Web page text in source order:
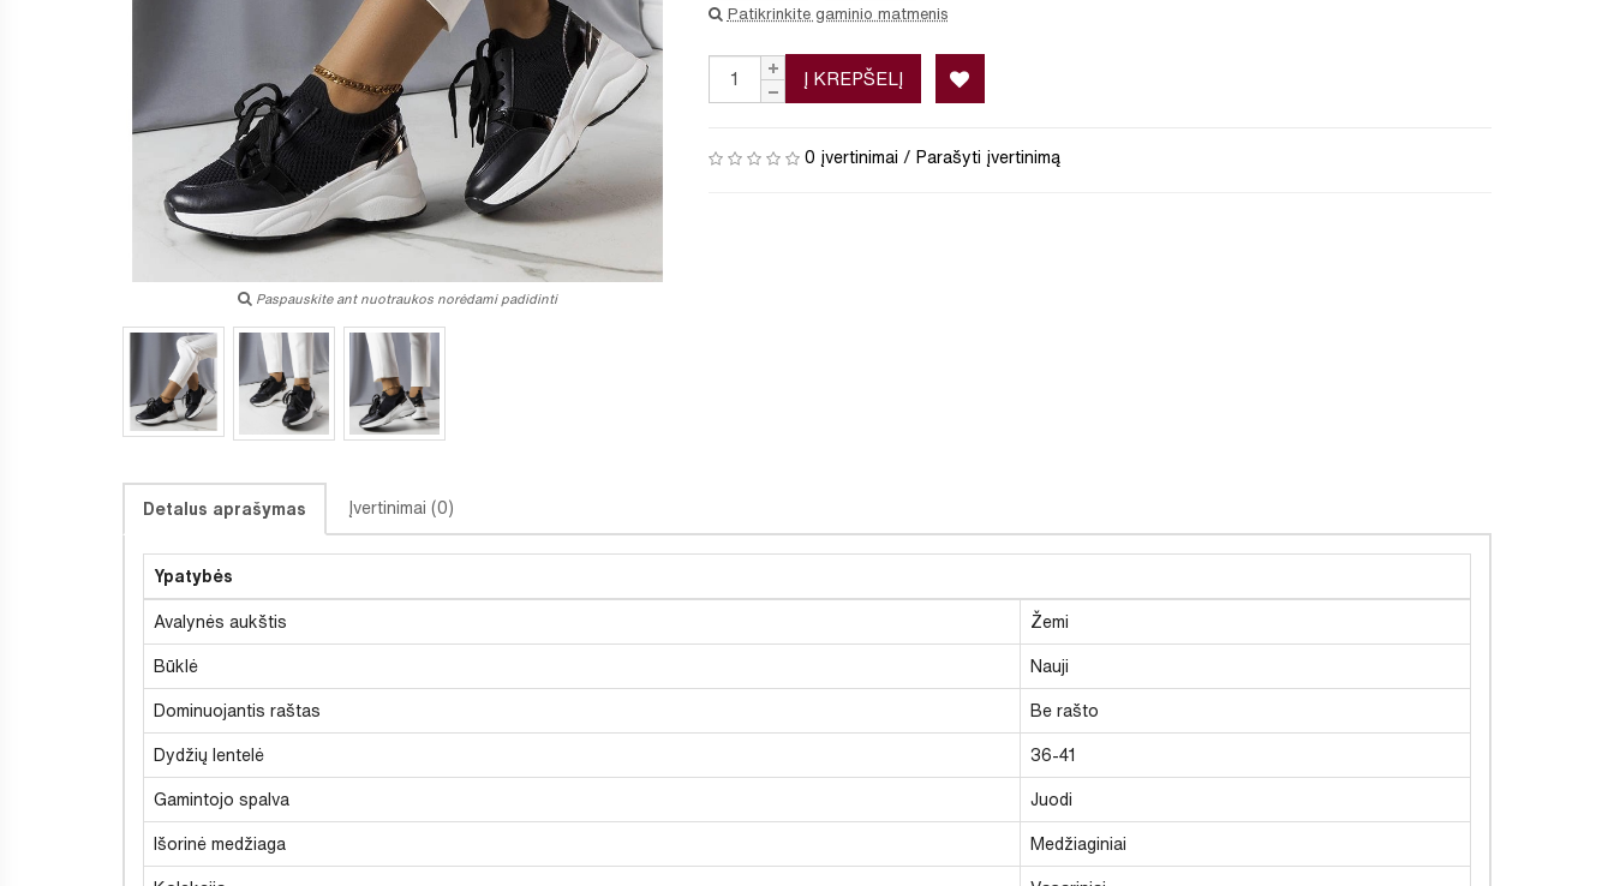
Paspauskite ant nuotraukos norėdami padidinti
Patikrinkite gaminio matmenis
Į KREPŠELĮ
0 įvertinimai / Parašyti įvertinimą
Detalus aprašymas Įvertinimai (0)
Ypatybės
Avalynės aukštis Žemi
Būklė Nauji
Dominuojantis raštas Be rašto
Dydžių lentelė 36-41
Gamintojo spalva Juodi
Išorinė medžiaga Medžiaginiai